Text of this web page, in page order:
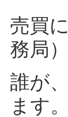
売買
務局
誰が
ます。